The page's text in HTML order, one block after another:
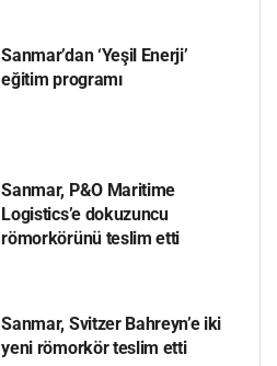
Sanmar’dan ‘Yeşil Enerji’
eğitim programı
Sanmar, P&O Maritime
Logistics’e dokuzuncu
römorkörünü teslim etti
Sanmar, Svitzer Bahreyn’e iki
yeni römorkör teslim etti